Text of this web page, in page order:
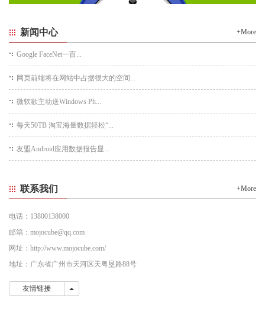
新闻中心 +More
Google FaceNet一百...
网页前端将在网站中占据很大的空间...
微软欲主动送Windows Ph...
每天50TB 淘宝海量数据轻松“...
友盟Android应用数据报告显...
联系我们 +More
电话：13800138000
邮箱：mojocube@qq.com
网址：http://www.mojocube.com/
地址：广东省广州市天河区天粤垦路88号
友情链接